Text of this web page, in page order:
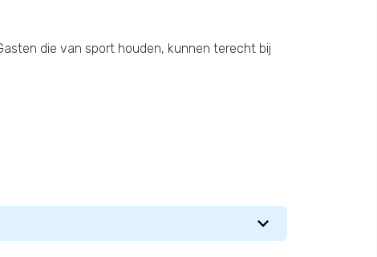
die van sport houden, kunnen terecht bij